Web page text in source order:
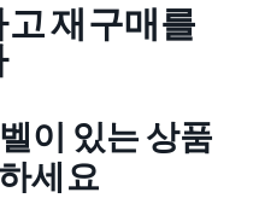
재구매를
이 있는 상품
세요